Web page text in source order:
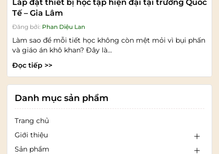
Lắp đặt thiết bị học tập hiện đại tại trường Quốc
Tế – Gia Lâm
Đăng bởi: Phan Diệu Lan
Làm sao để mỗi tiết học không còn mệt mỏi vì bụi phấn
và giáo án khô khan? Đây là...
Đọc tiếp >>
Danh mục sản phẩm
Trang chủ
Giới thiệu
Sản phẩm